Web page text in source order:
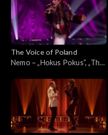
The Voice of Poland
Nemo – „Hokus Pokus”, „The
listopada 2025